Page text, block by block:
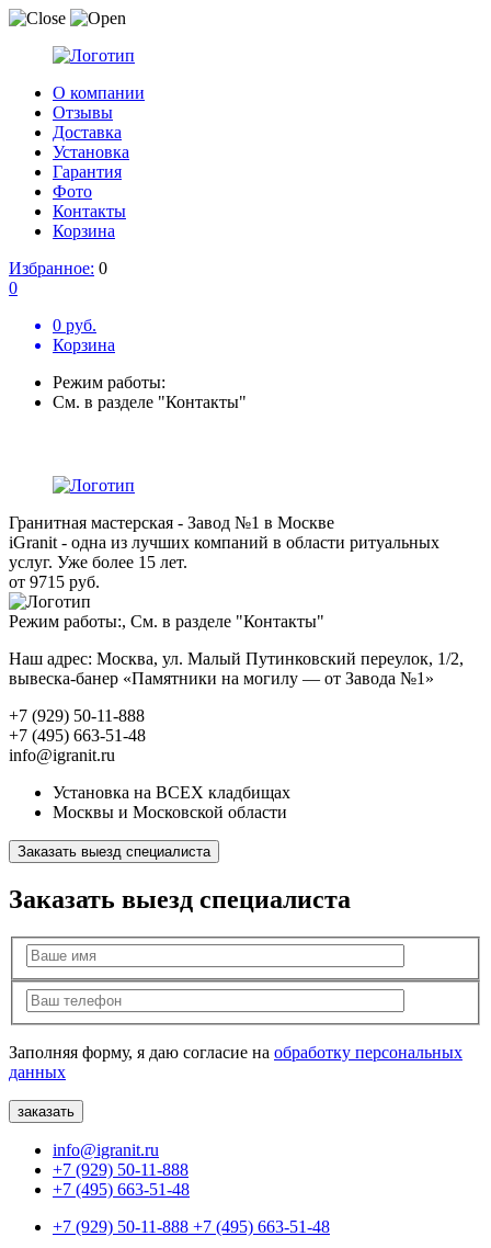
О компании
Отзывы
Доставка
Установка
Гарантия
Фото
Контакты
Корзина
Избранное: 0
0
0 руб.
Корзина
Режим работы:
См. в разделе "Контакты"
Гранитная мастерская - Завод №1 в Москве
iGranit - одна из лучших компаний в области ритуальных
услуг. Уже более 15 лет.
от 9715 руб.
Режим работы:, См. в разделе "Контакты"
Наш адрес: Москва, ул. Малый Путинковский переулок, 1/2,
вывеска-банер «Памятники на могилу — от Завода №1»
+7 (929) 50-11-888
+7 (495) 663-51-48
info@igranit.ru
Установка на ВСЕХ кладбищах
Москвы и Московской области
Заказать выезд специалиста
Заказать выезд специалиста
Заполняя форму, я даю согласие на обработку персональных
данных
info@igranit.ru
+7 (929) 50-11-888
+7 (495) 663-51-48
+7 (929) 50-11-888 +7 (495) 663-51-48